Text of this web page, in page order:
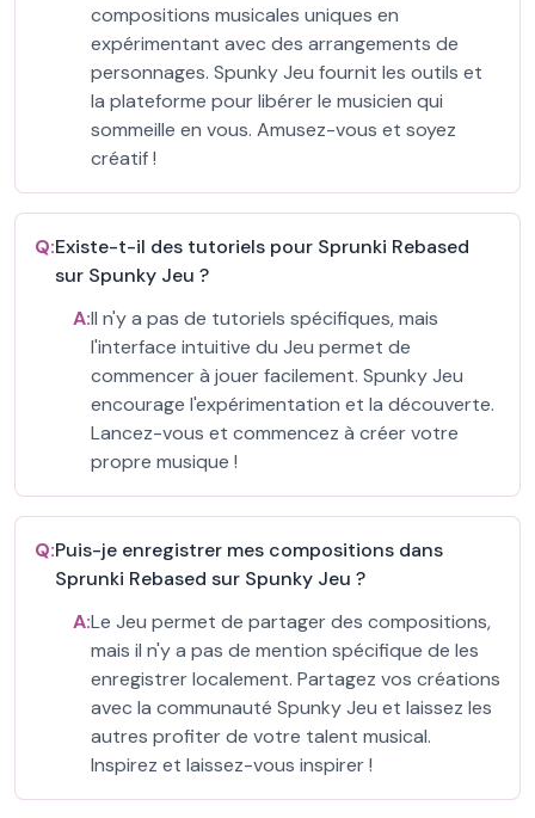
compositions musicales uniques en
expérimentant avec des arrangements de
personnages. Spunky Jeu fournit les outils et
la plateforme pour libérer le musicien qui
sommeille en vous. Amusez-vous et soyez
créatif !
Q:Existe-t-il des tutoriels pour Sprunki Rebased
sur Spunky Jeu ?
A:Il n'y a pas de tutoriels spécifiques, mais
l'interface intuitive du Jeu permet de
commencer à jouer facilement. Spunky Jeu
encourage l'expérimentation et la découverte.
Lancez-vous et commencez à créer votre
propre musique !
Q:Puis-je enregistrer mes compositions dans
Sprunki Rebased sur Spunky Jeu ?
A:Le Jeu permet de partager des compositions,
mais il n'y a pas de mention spécifique de les
enregistrer localement. Partagez vos créations
avec la communauté Spunky Jeu et laissez les
autres profiter de votre talent musical.
Inspirez et laissez-vous inspirer !